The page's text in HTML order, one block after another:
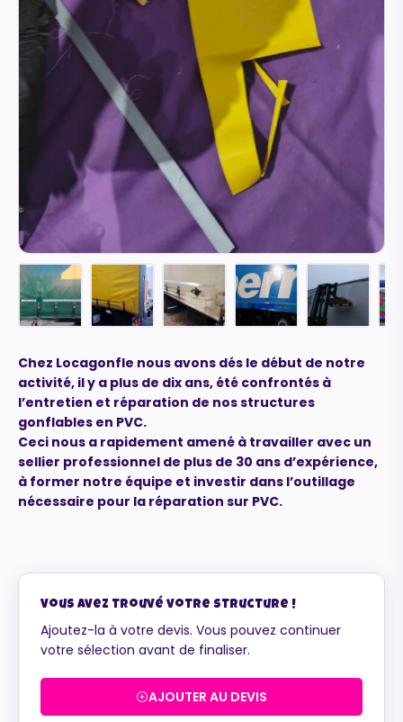
Chez Locagonfle nous avons dés le début de notre
activité, il y a plus de dix ans, été confrontés à
l’entretien et réparation de nos structures
gonflables en PVC.
Ceci nous a rapidement amené à travailler avec un
sellier professionnel de plus de 30 ans d’expérience,
à former notre équipe et investir dans l’outillage
nécessaire pour la réparation sur PVC.
Vous avez trouvé votre structure !
Ajoutez-la à votre devis. Vous pouvez continuer
votre sélection avant de finaliser.
AJOUTER AU DEVIS